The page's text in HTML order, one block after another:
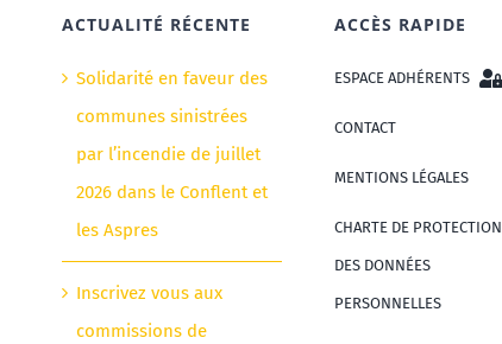
ACTUALITÉ RÉCENTE
Solidarité en faveur des
communes sinistrées
par l’incendie de juillet
2026 dans le Conflent et
les Aspres
Inscrivez vous aux
commissions de
ACCÈS RAPIDE
ESPACE ADHÉRENTS
CONTACT
MENTIONS LÉGALES
CHARTE DE PROTECTION
DES DONNÉES
PERSONNELLES